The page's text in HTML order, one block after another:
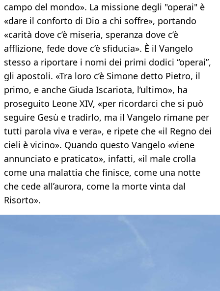
campo del mondo». La missione degli "operai" è
«dare il conforto di Dio a chi soffre», portando
«carità dove c’è miseria, speranza dove c’è
afflizione, fede dove c’è sfiducia». È il Vangelo
stesso a riportare i nomi dei primi dodici “operai”,
gli apostoli. «Tra loro c’è Simone detto Pietro, il
primo, e anche Giuda Iscariota, l’ultimo», ha
proseguito Leone XIV, «per ricordarci che si può
seguire Gesù e tradirlo, ma il Vangelo rimane per
tutti parola viva e vera», e ripete che «il Regno dei
cieli è vicino». Quando questo Vangelo «viene
annunciato e praticato», infatti, «il male crolla
come una malattia che finisce, come una notte
che cede all’aurora, come la morte vinta dal
Risorto».